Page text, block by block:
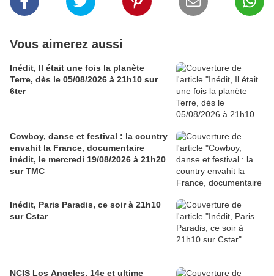
Vous aimerez aussi
Inédit, Il était une fois la planète
Terre, dès le 05/08/2026 à 21h10 sur
6ter
Cowboy, danse et festival : la country
envahit la France, documentaire
inédit, le mercredi 19/08/2026 à 21h20
sur TMC
Inédit, Paris Paradis, ce soir à 21h10
sur Cstar
NCIS Los Angeles, 14e et ultime